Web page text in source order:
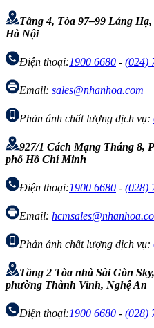
Tầng 4, Tòa 97–99 Láng
Hà Nội
Điện thoại:1900 6680 - (024)
Email: sales@nhanhoa.com
Phản ánh chất lượng dịch vụ:
927/1 Cách Mạng Tháng 8,
phố Hồ Chí Minh
Điện thoại:1900 6680 - (028)
Email:
Phản ánh chất lượng dịch vụ:
Tầng 2 Tòa nhà Sài Gòn
phường Thành Vinh, Nghệ An
Điện thoại:1900 6680 - (028)